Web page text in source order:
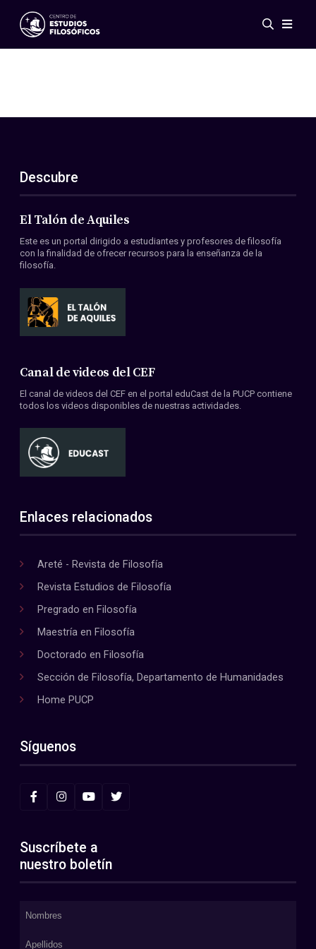
Eventos
ES
EN
Acerca de nosotros
Miembros
Convenios
Descubre
El Talón de Aquiles
Este es un portal dirigido a estudiantes y profesores de filosofía
con la finalidad de ofrecer recursos para la enseñanza de la
filosofía.
Canal de videos del CEF
El canal de videos del CEF en el portal eduCast de la PUCP contiene
todos los videos disponibles de nuestras actividades.
Enlaces relacionados
Areté - Revista de Filosofía
Revista Estudios de Filosofía
Pregrado en Filosofía
Maestría en Filosofía
Doctorado en Filosofía
Sección de Filosofía, Departamento de Humanidades
Home PUCP
Síguenos
Suscríbete a
nuestro boletín